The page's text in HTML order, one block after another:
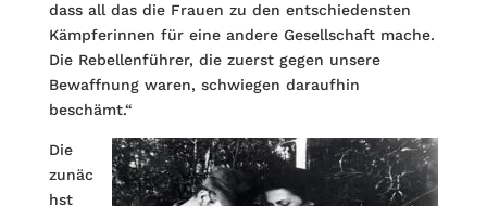
dass all das die Frauen zu den entschiedensten
Kämpferinnen für eine andere Gesellschaft mache.
Die Rebellenführer, die zuerst gegen unsere
Bewaffnung waren, schwiegen daraufhin
beschämt.“
Die
zunäc
hst